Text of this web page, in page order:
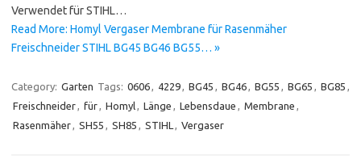
Verwendet für STIHL…
Read More: Homyl Vergaser Membrane für Rasenmäher
Freischneider STIHL BG45 BG46 BG55… »
Category: Garten Tags: 0606, 4229, BG45 , BG46, BG55 , BG65 , BG85 ,
Freischneider, für, Homyl, Länge , Lebensdaue , Membrane ,
Rasenmäher, SH55 , SH85 , STIHL , Vergaser